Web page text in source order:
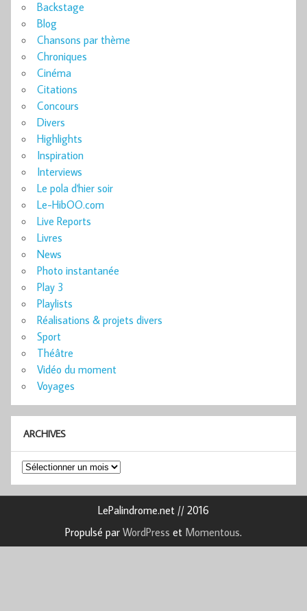
Backstage
Blog
Chansons par thème
Chroniques
Cinéma
Citations
Concours
Divers
Highlights
Inspiration
Interviews
Le pola d'hier soir
Le-HibOO.com
Live Reports
Livres
News
Photo instantanée
Play 3
Playlists
Réalisations & projets divers
Sport
Théâtre
Vidéo du moment
Voyages
ARCHIVES
Archives
LePalindrome.net // 2016
Propulsé par WordPress et Momentous.